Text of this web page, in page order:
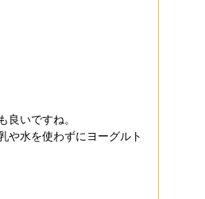
良いですね。
や水を使わずにヨーグルト